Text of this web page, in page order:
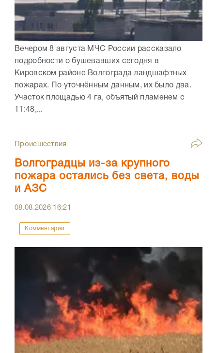
Вечером 8 августа МЧС России рассказало
подробности о бушевавших сегодня в
Кировском районе Волгограда ландшафтных
пожарах. По уточнённым данным, их было два.
Участок площадью 4 га, объятый пламенем с
11:48,...
Происшествия
Волгоградцы из-за крупного
пожара остались без света, воды
и АЗС
08.08.2026 16:21
Комментарии